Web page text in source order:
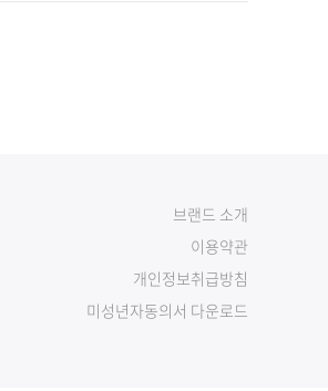
브랜드 소개
이용약관
개인정보취급방침
미성년자동의서 다운로드